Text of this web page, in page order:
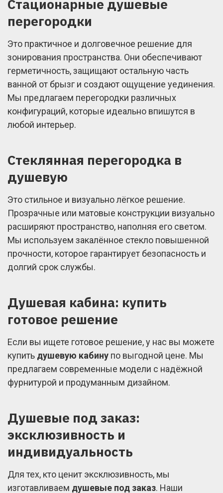
Стационарные душевые
перегородки
Это практичное и долговечное решение для
зонирования пространства. Они обеспечивают
герметичность, защищают остальную часть
ванной от брызг и создают ощущение уединения.
Мы предлагаем перегородки различных
конфигураций, которые идеально впишутся в
любой интерьер.
Стеклянная перегородка в
душевую
Это стильное и визуально лёгкое решение.
Прозрачные или матовые конструкции визуально
расширяют пространство, наполняя его светом.
Мы используем закалённое стекло повышенной
прочности, которое гарантирует безопасность и
долгий срок службы.
Душевая кабина: купить
готовое решение
Если вы ищете готовое решение, у нас вы можете
купить душевую кабину по выгодной цене. Мы
предлагаем современные модели с надёжной
фурнитурой и продуманным дизайном.
Душевые под заказ:
эксклюзивность и
индивидуальность
Для тех, кто ценит эксклюзивность, мы
изготавливаем душевые под заказ. Наши